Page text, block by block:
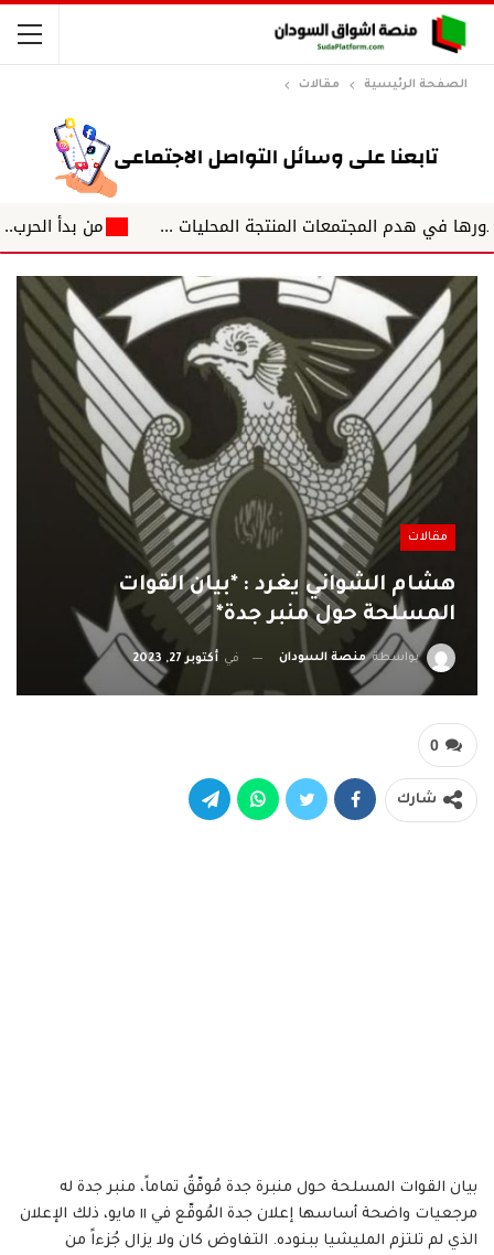
الصفحة الرئيسية مقالات
من بدأ الحرب..
مقالات
هشام الشواني يغرد : *بيان القوات
المسلحة حول منبر جدة*
بواسطةمنصة السودان في أكتوبر 27, 2023
0
شارك
بيان القوات المسلحة حول منبرة جدة مُوفّقٌ تماماً، منبر جدة له
مرجعيات واضحة أساسها إعلان جدة المُوقّع في ١١ مايو، ذلك الإعلان
الذي لم تلتزم المليشيا ببنوده. التفاوض كان ولا يزال جُزءاً من